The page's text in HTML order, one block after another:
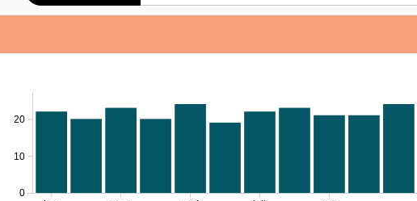
0
10
20